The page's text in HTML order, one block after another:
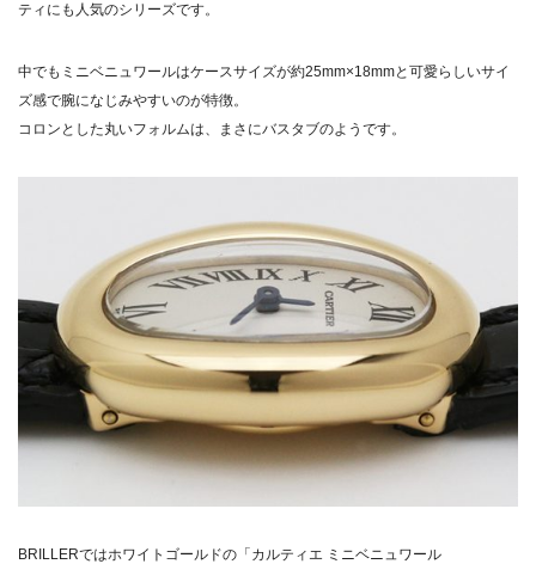
ティにも人気のシリーズです。
中でもミニベニュワールはケースサイズが約25mm×18mmと可愛らしいサイ
ズ感で腕になじみやすいのが特徴。
コロンとした丸いフォルムは、まさにバスタブのようです。
BRILLERではホワイトゴールドの「カルティエ ミニベニュワール